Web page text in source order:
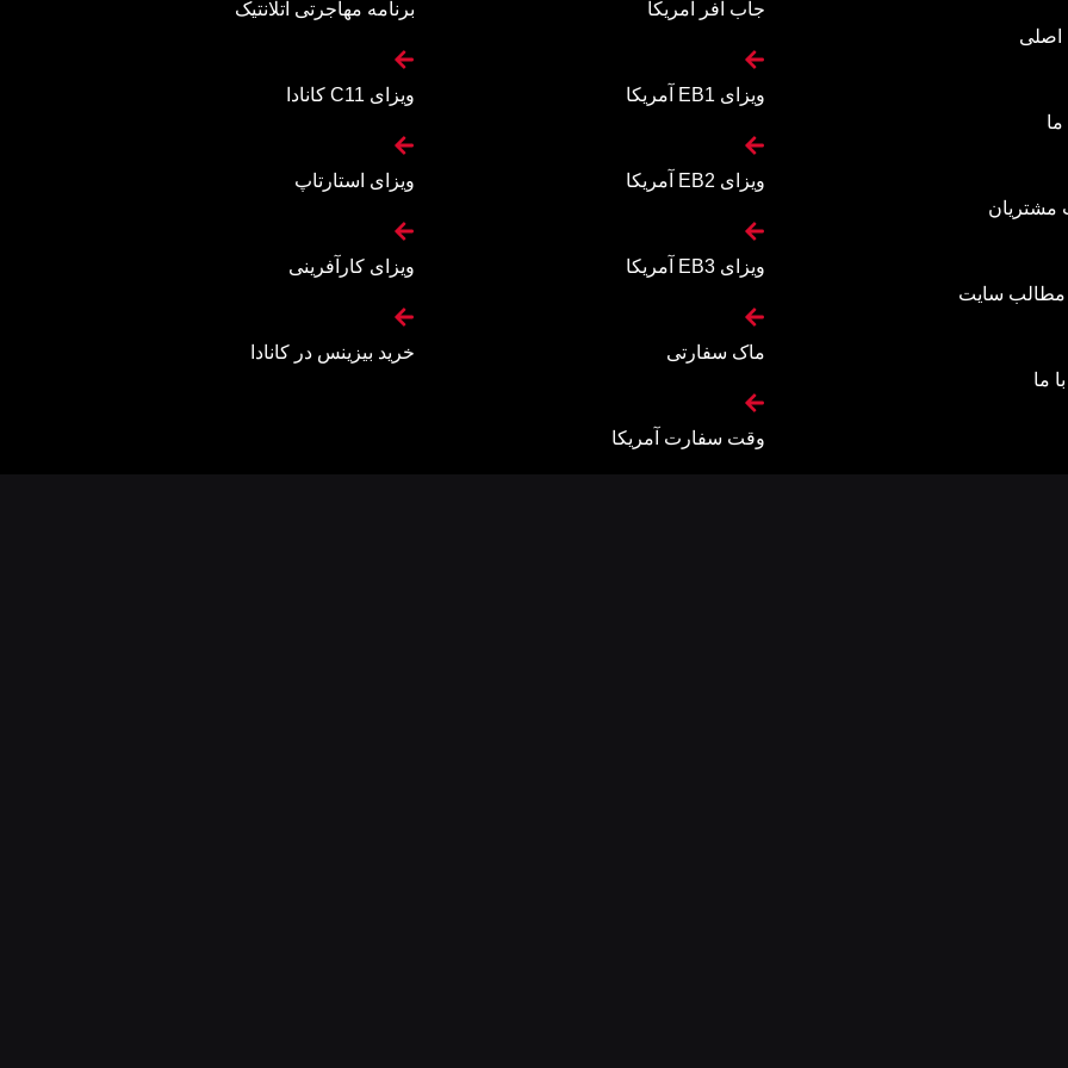
ما
مشتریان
مطالب سایت
ما
جاب آفر آمریکا
ویزای EB1 آمریکا
ویزای EB2 آمریکا
ویزای EB3 آمریکا
ماک سفارتی
وقت سفارت آمریکا
برنامه مهاجرتی اتلانتیک
ویزای C11 کانادا
ویزای استارتاپ
ویزای کارآفرینی
خرید بیزینس در کانادا